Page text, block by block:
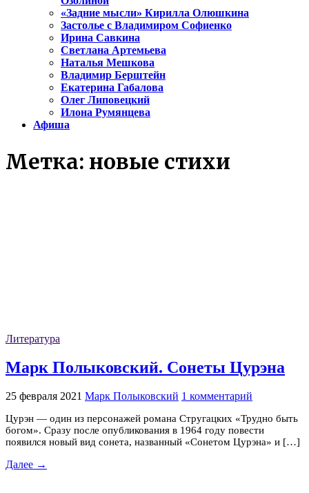
«Задние мысли» Кирилла Олюшкина
Застолье с Владимиром Софиенко
Ирина Савкина
Светлана Артемьева
Наталья Мешкова
Владимир Берштейн
Екатерина Габалова
Олег Липовецкий
Илона Румянцева
Афиша
Метка: новые стихи
Литература
Марк Полыковский. Сонеты Цурэна
25 февраля 2021 Марк Полыковский 1 комментарий
Цурэн — один из персонажей романа Стругацких «Трудно быть
богом». Сразу после опубликования в 1964 году повести
появился новый вид сонета, названный «Сонетом Цурэна» и […]
Далее →